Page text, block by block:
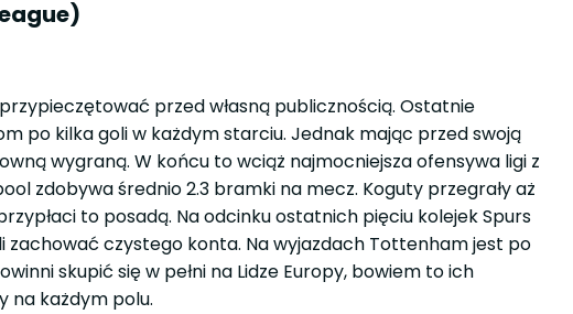
przed własną publicznością. Ostatnie
po kilka goli w każdym starciu. Jednak mając przed swoją
wygraną. W końcu to wciąż najmocniejsza ofensywa ligi z
zdobywa średnio 2.3 bramki na mecz. Koguty przegrały aż
to posadą. Na odcinku ostatnich pięciu kolejek Spurs
zachować czystego konta. Na wyjazdach Tottenham jest po
skupić się w pełni na Lidze Europy, bowiem to ich
na każdym polu.